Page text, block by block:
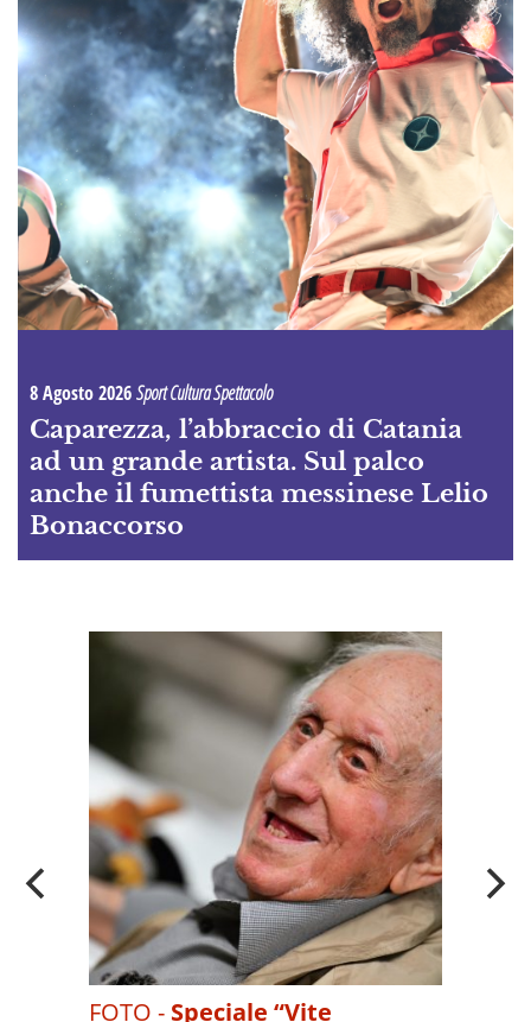
8 Agosto 2026Sport Cultura Spettacolo
Caparezza, l’abbraccio di Catania
ad un grande artista. Sul palco
anche il fumettista messinese Lelio
Bonaccorso
FOTO - Speciale “Vite